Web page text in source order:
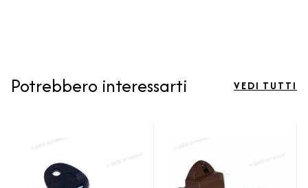
Potrebbero interessarti VEDI TUTTI